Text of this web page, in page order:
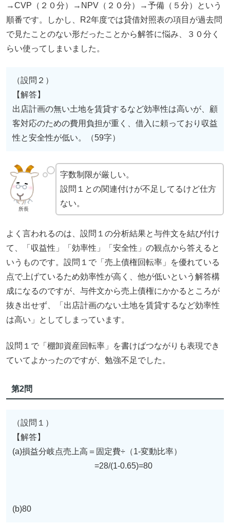
→CVP（２０分）→NPV（２０分）→予備（５分）という
順番です。しかし、R2年度では貸借対照表の項目が過去問
で見たことのない形だったことから解答に悩み、３０分く
らい使ってしまいました。
（設問２）
【解答】
出店計画の無い土地を賃貸するなど効率性は高いが、顧
客対応のための費用負担が重く、借入に頼っており収益
性と安全性が低い。（59字）
所長
字数制限が厳しい。
設問１との関連付けが不足してるけど仕方
ない。
よく言われるのは、設問１の分析結果と与件文を結び付け
て、「収益性」「効率性」「安全性」の観点から答えると
いうものです。設問１で「売上債権回転率」を優れている
点で上げているため効率性が高く、他が低いという解答構
成になるのですが、与件文から売上債権にかかるところが
抜き出せず、「出店計画のない土地を賃貸するなど効率性
は高い」としてしまっています。
設問１で「棚卸資産回転率」を書けばつながりも表現でき
ていてよかったのですが、勉強不足でした。
第2問
（設問１）
【解答】
(a)損益分岐点売上高＝固定費÷（1-変動比率）
=28/(1-0.65)=80
(b)80